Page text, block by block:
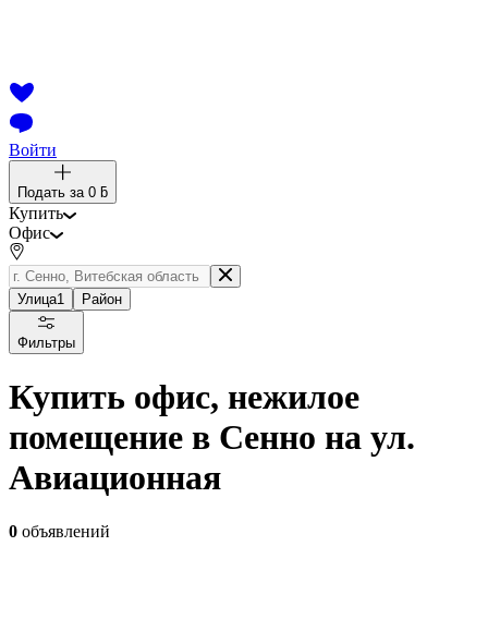
Войти
Подать за 0 ƃ
Купить
Офис
Улица1 Район
Фильтры
Купить офис, нежилое
помещение в Сенно на ул.
Авиационная
0 объявлений